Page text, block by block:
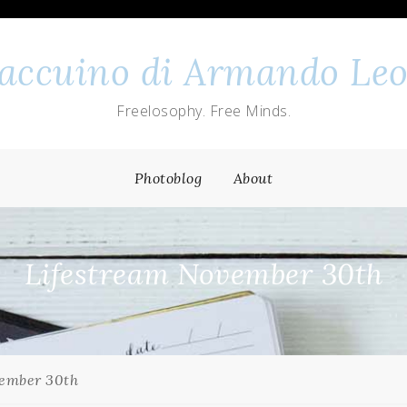
di Armando
Freelosophy. Free Minds.
Photoblog About
Lifestream November 30th
30th